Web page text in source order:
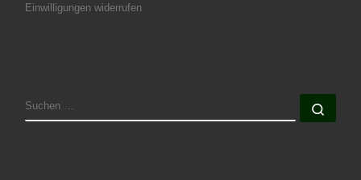
Einwilligungen widerrufen
SUCHE